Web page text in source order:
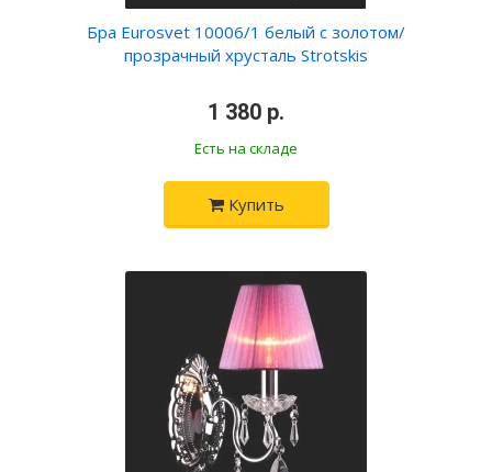
Бра Eurosvet 10006/1 белый с золотом/
прозрачный хрусталь Strotskis
1 380 р.
Есть на складе
Купить